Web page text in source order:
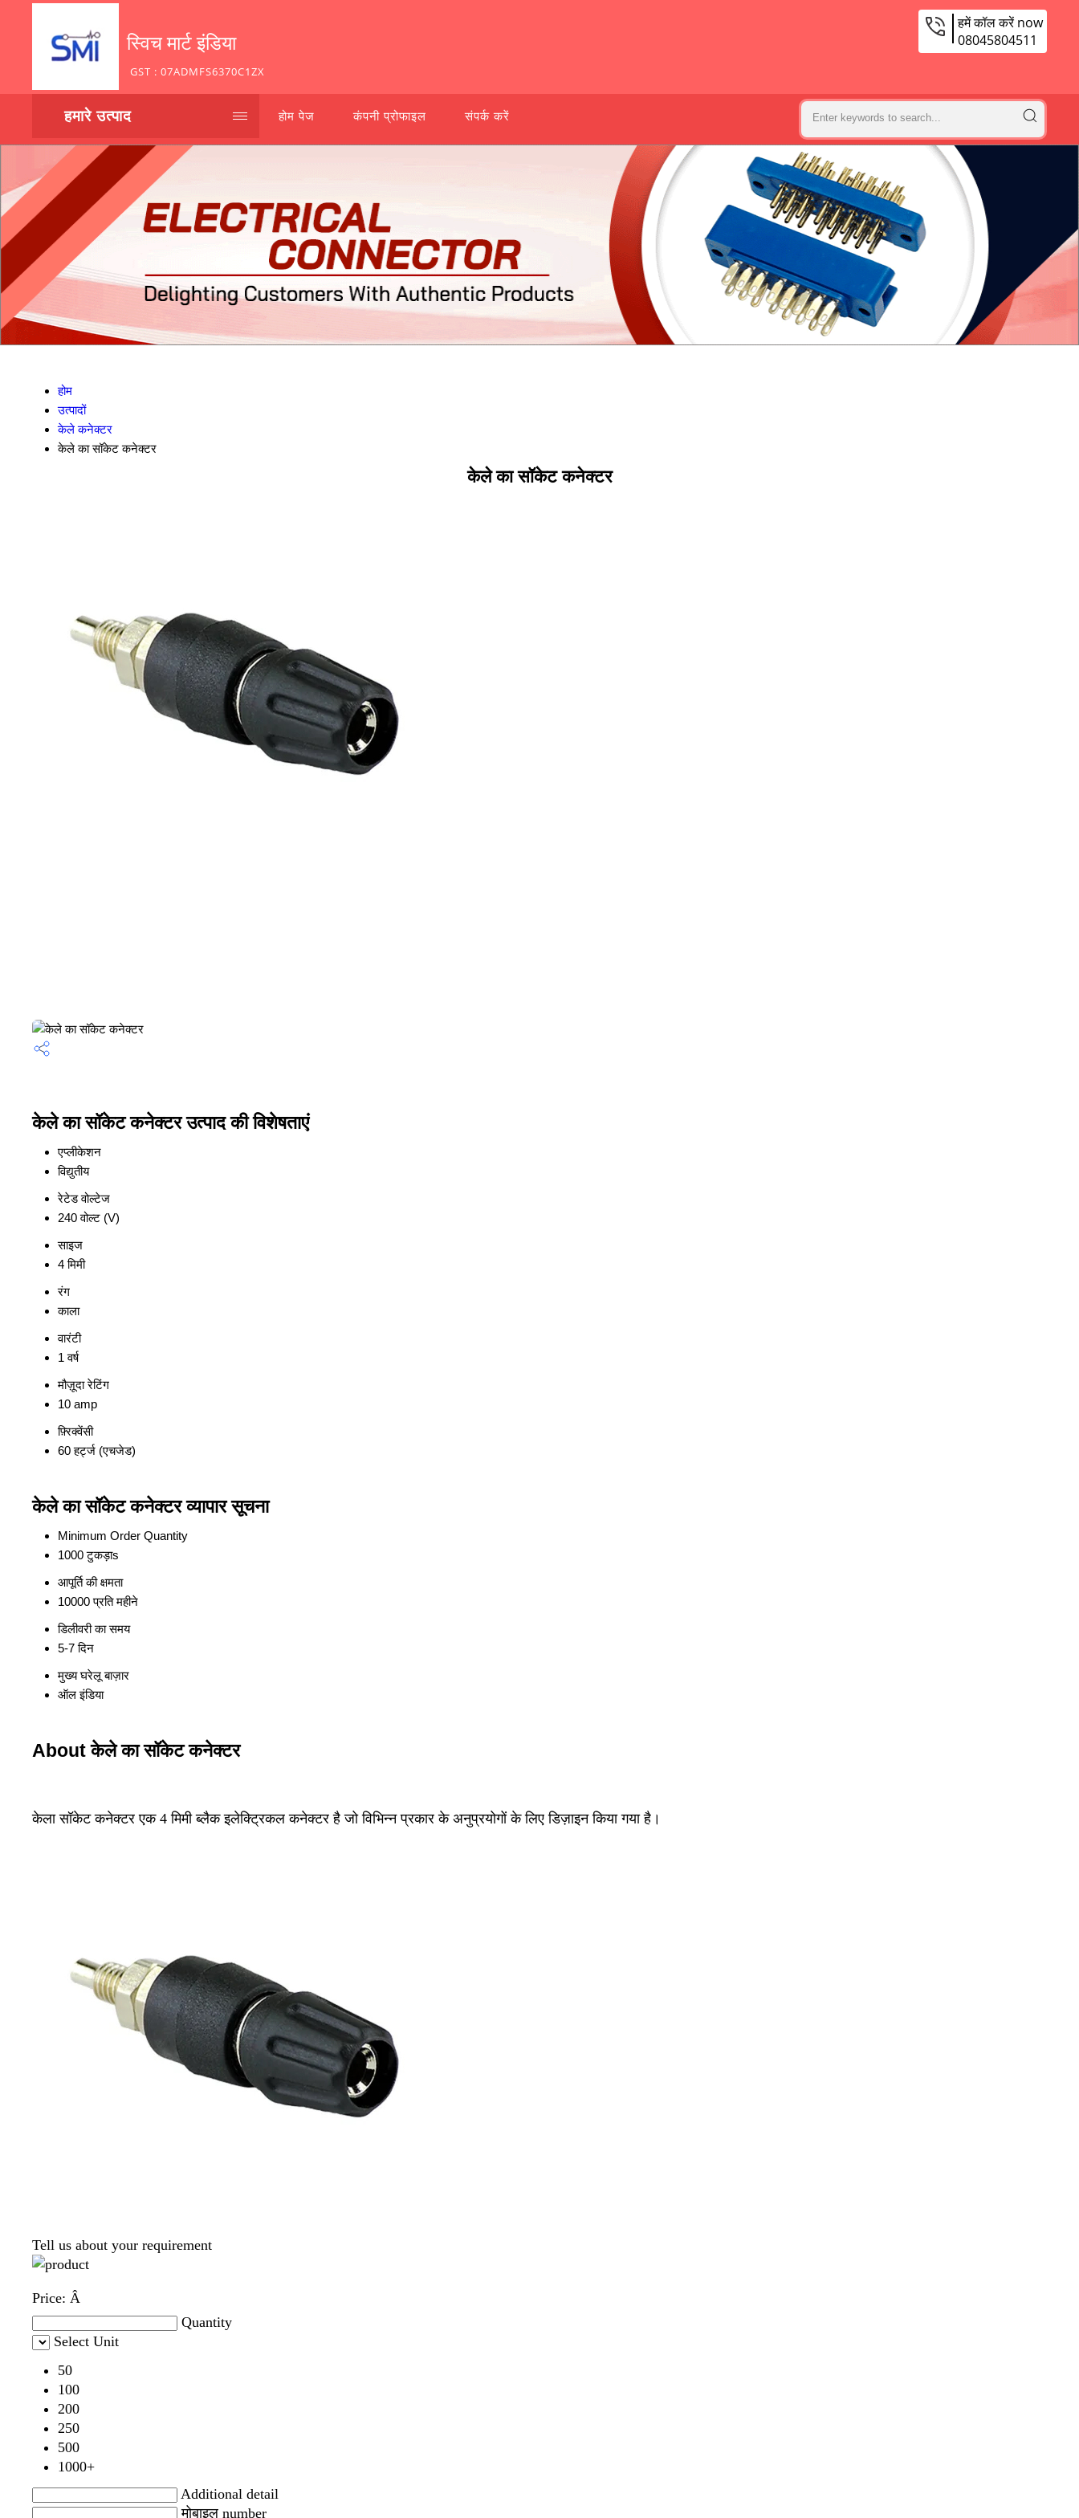
स्विच मार्ट इंडिया
GST : 07ADMFS6370C1ZX
हमें कॉल करें now
08045804511
हमारे उत्पाद होम पेज कंपनी प्रोफाइल संपर्क करें
होम
उत्पादों
केले कनेक्टर
केले का सॉकेट कनेक्टर
केले का सॉकेट कनेक्टर
केले का सॉकेट कनेक्टर उत्पाद की विशेषताएं
एप्लीकेशन
विद्युतीय
रेटेड वोल्टेज
240 वोल्ट (V)
साइज
4 मिमी
रंग
काला
वारंटी
1 वर्ष
मौज़ूदा रेटिंग
10 amp
फ़्रिक्वेंसी
60 हर्ट्ज (एचजेड)
केले का सॉकेट कनेक्टर व्यापार सूचना
Minimum Order Quantity
1000 टुकड़ाs
आपूर्ति की क्षमता
10000 प्रति महीने
डिलीवरी का समय
5-7 दिन
मुख्य घरेलू बाज़ार
ऑल इंडिया
About केले का सॉकेट कनेक्टर
केला सॉकेट कनेक्टर एक 4 मिमी ब्लैक इलेक्ट्रिकल कनेक्टर है जो विभिन्न प्रकार के अनुप्रयोगों के लिए डिज़ाइन किया गया है।
Tell us about your requirement
Price: Â
Quantity
Select Unit
50
100
200
250
500
1000+
Additional detail
मोबाइल number